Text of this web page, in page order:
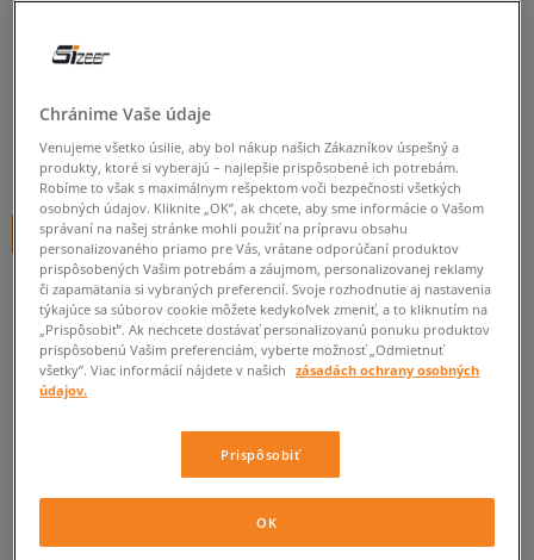
0.0 ( 0)
59,95€cena s DPH
+ 60 BODOV V SIZEERCLUBE
Informujte ma o dostupnosti
Ak bude položka opäť dostupná, dostanete od nás oznámenie.
41 26,5 cm Informovať o dostupnosti
ZISTIŤ DOSTUPNOSŤ V NAŠICH KAMENNÝCH PREDAJNIACH
Chránime Vaše údaje
Venujeme všetko úsilie, aby bol nákup našich Zákazníkov úspešný a
produkty, ktoré si vyberajú – najlepšie prispôsobené ich potrebám.
Robíme to však s maximálnym rešpektom voči bezpečnosti všetkých
osobných údajov. Kliknite „OK”, ak chcete, aby sme informácie o Vašom
správaní na našej stránke mohli použiť na prípravu obsahu
personalizovaného priamo pre Vás, vrátane odporúčaní produktov
prispôsobených Vašim potrebám a záujmom, personalizovanej reklamy
či zapamätania si vybraných preferencií. Svoje rozhodnutie aj nastavenia
týkajúce sa súborov cookie môžete kedykoľvek zmeniť, a to kliknutím na
„Prispôsobiť”. Ak nechcete dostávať personalizovanú ponuku produktov
prispôsobenú Vašim preferenciám, vyberte možnosť „Odmietnuť
všetky”. Viac informácií nájdete v našich
zásadách ochrany osobných
údajov.
Prispôsobiť
OK